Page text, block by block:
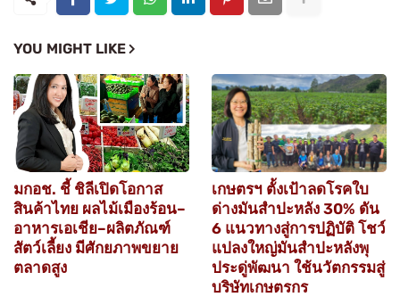
YOU MIGHT LIKE
มกอช. ชี้ ชิลีเปิดโอกาส
สินค้าไทย ผลไม้เมืองร้อน–
อาหารเอเชีย–ผลิตภัณฑ์
สัตว์เลี้ยง มีศักยภาพขยาย
ตลาดสูง
เกษตรฯ ตั้งเป้าลดโรคใบ
ด่างมันสำปะหลัง 30% ดัน
6 แนวทางสู่การปฏิบัติ โชว์
แปลงใหญ่มันสำปะหลังพุ
ประดู่พัฒนา ใช้นวัตกรรมสู่
บริษัทเกษตรกร